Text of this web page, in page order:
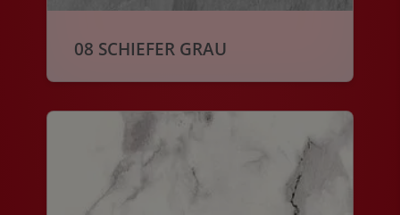
08 SCHIEFER GRAU